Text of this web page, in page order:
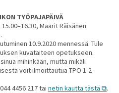
TYÖPAJAPÄIVÄ
Maarit Räisänen
10.9.2020 mennessä. Tule
kuvataiteen opetukseen.
mihinkään, mutta mikäli
voit ilmoittautua TPO 1-2 -
4456 217 tai netin kautta tästä
.